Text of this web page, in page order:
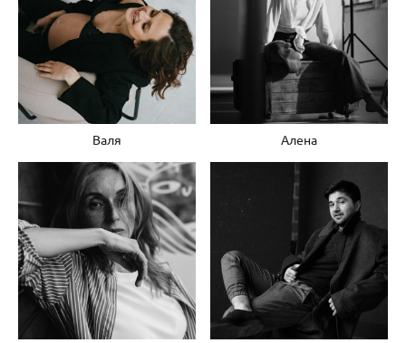
Валя Алена